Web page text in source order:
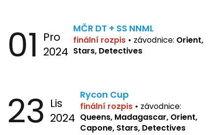
01 Pro
2024
MČR DT + SS NNML
finální rozpis • závodnice: Orient,
Stars, Detectives
23 Lis
2024
Rycon Cup
finální rozpis • závodnice:
Queens, Madagascar, Orient,
Capone, Stars, Detectives